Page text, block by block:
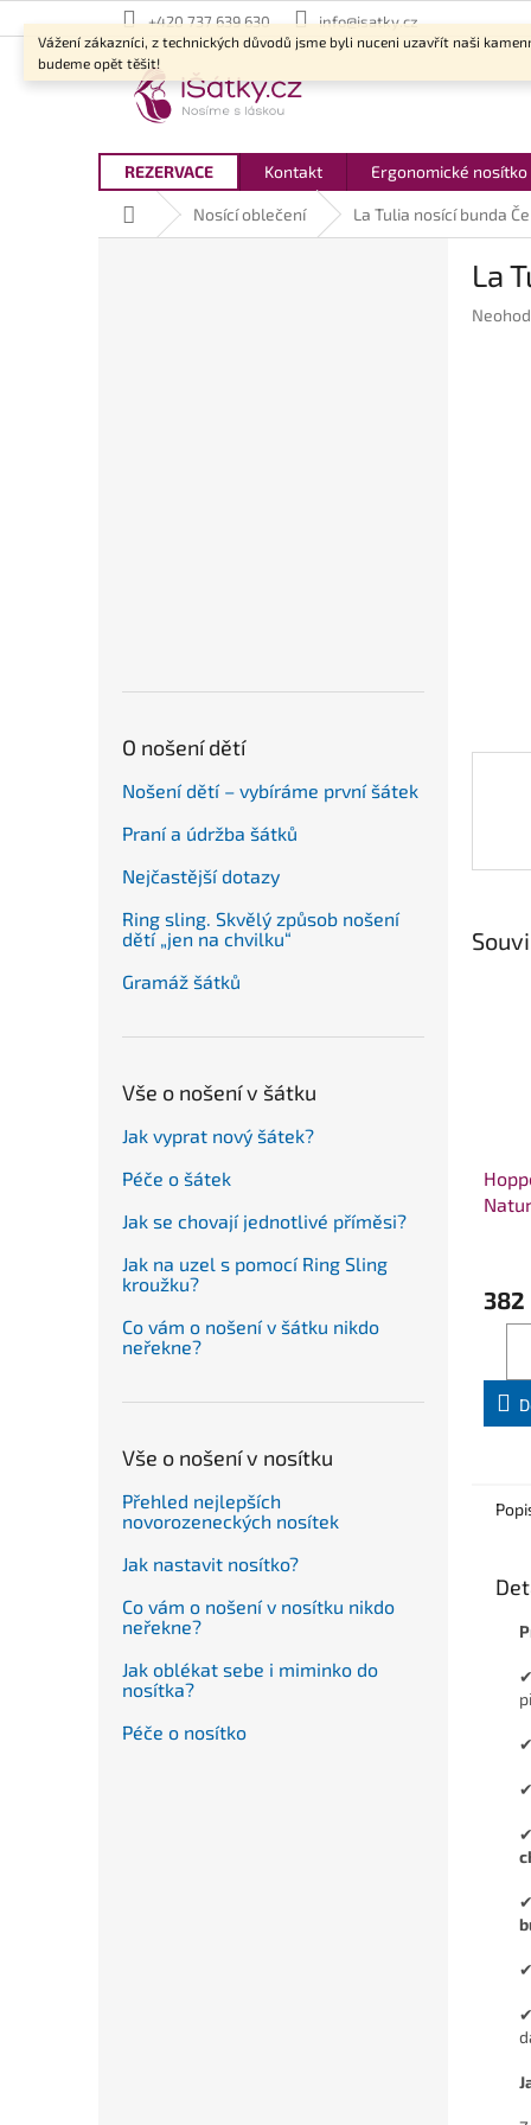
na
obsah
Vážení zákazníci, z technických důvodů jsme byli nuceni uzavřít naši
budeme opět těšit!
+420 737 639 630 info@isatky.cz
REZERVACE Kontakt Ergonomické nosítko
Domů Nosící oblečení La Tulia nosící bunda
O nošení dětí
Nošení dětí – vybíráme první šátek
Praní a údržba šátků
Nejčastější dotazy
Ring sling. Skvělý způsob nošení
dětí „jen na chvilku“
Gramáž šátků
Vše o nošení v šátku
Jak vyprat nový šátek?
Péče o šátek
Jak se chovají jednotlivé příměsi?
Jak na uzel s pomocí Ring Sling
kroužku?
Co vám o nošení v šátku nikdo
neřekne?
Vše o nošení v nosítku
Přehled nejlepších
novorozeneckých nosítek
Jak nastavit nosítko?
Co vám o nošení v nosítku nikdo
neřekne?
Jak oblékat sebe i miminko do
nosítka?
Péče o nosítko
La
382